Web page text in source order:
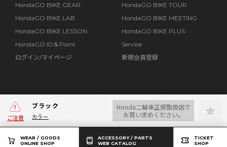
WEAR / GOODS
ONLINE SHOP
ACCESSORY / PARTS
WEB CATALOG
TICKET
SHOP
ご注意
ブラック
カラー
Honda二輪車正規取扱店で
お買い求めください。
HondaGO BIKE GEAR
HondaGO BIKE TOUR
HondaGO BIKE LAB
HondaGO BIKE MEETING
HondaGO BIKE LESSON
HondaGO BIKE PLUS
HondaGO ID＆Point
Service
ログイン/マイページ
新規会員登録
2026 HondaGO All Rights Reserved.